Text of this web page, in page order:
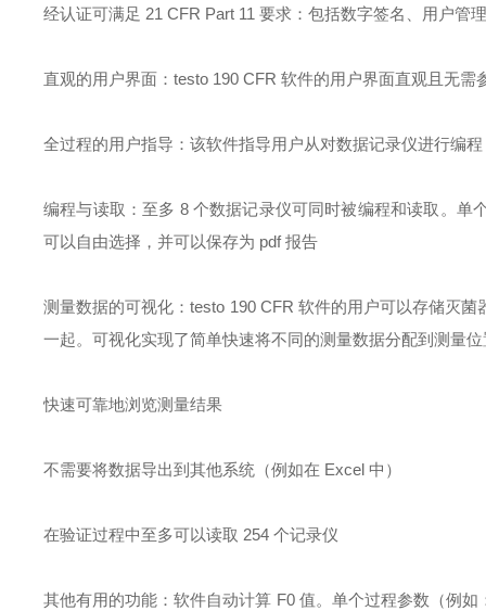
经认证可满足 21 CFR Part 11 要求：包括数字签名、用户管
直观的用户界面： testo 190 CFR 软件的用户界面直观且无需
全过程的用户指导：该软件指导用户从对数据记录仪进行编
编程与读取：至多 8 个数据记录仪可同时被编程和读取。单
可以自由选择，并可以保存为 pdf报告
测量数据的可视化：testo 190 CFR 软件的用户可以存储灭菌
一起。可视化实现了简单快速将不同的测量数据分配到测量
快速可靠地浏览测量结果
不需要将数据导出到其他系统（例如在 Excel 中）
在验证过程中至多可以读取 254 个记录仪
其他有用的功能：软件自动计算 F0 值。单个过程参数（例如